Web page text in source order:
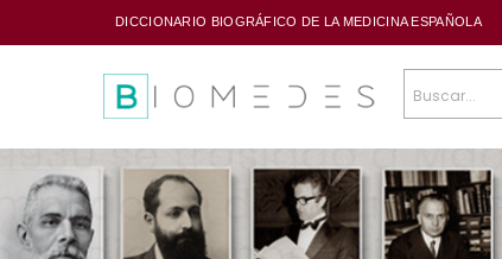
DICCIONARIO BIOGRÁFICO DE LA MEDICINA ESPAÑOLA